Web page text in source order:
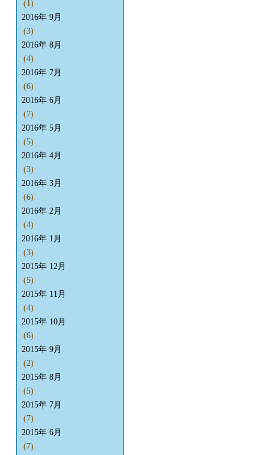
(1)
2016年 9月
(3)
2016年 8月
(4)
2016年 7月
(6)
2016年 6月
(7)
2016年 5月
(5)
2016年 4月
(3)
2016年 3月
(6)
2016年 2月
(4)
2016年 1月
(3)
2015年 12月
(5)
2015年 11月
(4)
2015年 10月
(6)
2015年 9月
(2)
2015年 8月
(5)
2015年 7月
(7)
2015年 6月
(7)